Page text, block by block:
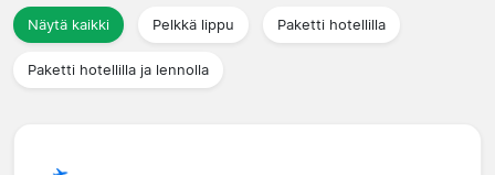
Matkatoimistoja
Näytä kaikki Pelkkä lippu Paketti hotellilla
Paketti hotellilla ja lennolla